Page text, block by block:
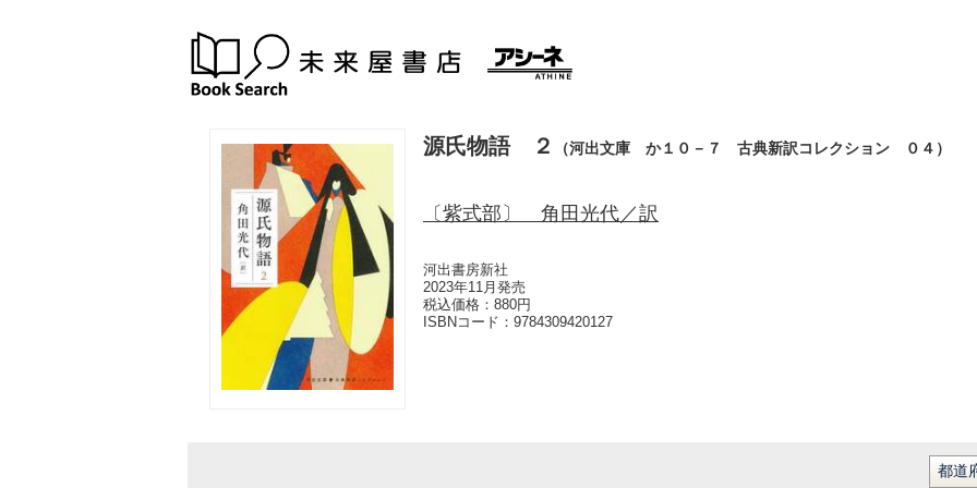
源氏物語 ２ （河出文庫 か１０－７ 古典新訳コレクション ０４）
〔紫式部〕 角田光代／訳
河出書房新社
2023年11月発売
税込価格：880円
ISBNコード： 9784309420127